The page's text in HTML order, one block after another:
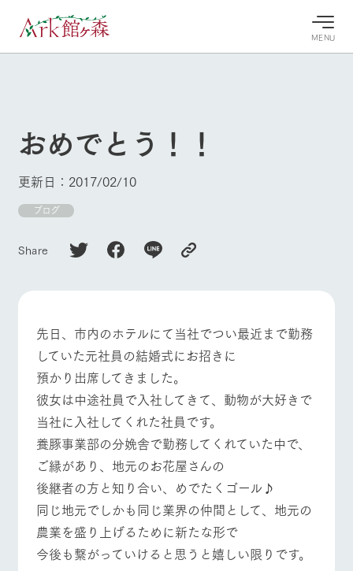
MENU
牧場へ行
営業時
間・料金
交通アク
よく見られている情報
今日の牧
本日の営業時間
や牧場の天気、
状況などを毎日
Ark館ヶ森で開
催しているイベ
情報やスケジュ
ビゲート
施設・体験情報
フラワー
ガーデン
花のある美しい
自然環境の中、
季節の移り変わ
りを存分に味わ
う
動物とふ
れあう
触れて、感じ
て、学ぶ。館ヶ
森の雄大な自然
なかで動物とふ
れあう
アクティ
ビティ／
ツリーハウスや
ら学べる様々な
アクティビティ
レストラ
ン
ショップ
／お買い プ
Ark館ヶ森について
牧場に行く
生産品を見る
ArkFarm Wedding
お知らせ
ブログ
お問い合わせ・資料請求
生産品カタログ・資料DL
牧場トップ 今日の牧場
イベント/フェア レストラン/BBQ フラワーガーデン
動物とふれあう アクティビティ/体験 ショップ/お買い物
おめでとう！！
更新日：2017/02/10
ブログ
Share
先日、市内のホテルにて当社でつい最近まで勤務
していた元社員の結婚式にお招きに
預かり出席してきました。
彼女は中途社員で入社してきて、動物が大好きで
当社に入社してくれた社員です。
​養豚事業部の分娩舎で勤務してくれていた中で、
ご縁があり、地元のお花屋さんの
後継者の方と知り合い、めでたくゴール♪
​同じ地元でしかも同じ業界の仲間として、地元の
農業を盛り上げるために新たな形で
​今後も繋がっていけると思うと嬉しい限りです。